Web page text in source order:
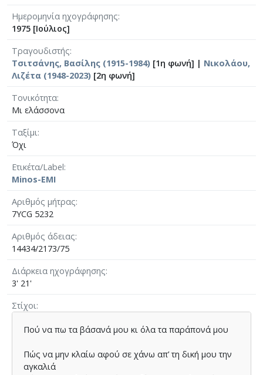
Ημερομηνία ηχογράφησης
1975 [Ιούλιος]
Τραγουδιστής
Τσιτσάνης, Βασίλης (1915-1984) [1η φωνή] | Νικολάου,
Λιζέτα (1948-2023) [2η φωνή]
Τονικότητα
Μι ελάσσονα
Ταξίμι
Όχι
Ετικέτα/Label
Minos-EMI
Αριθμός μήτρας
7YCG 5232
Αριθμός άδειας
14434/2173/75
Διάρκεια ηχογράφησης
3' 21'
Στίχοι
Πού να πω τα βάσανά µου κι όλα τα παράπονά µου
Πώς να µην κλαίω αφού σε χάνω απ’ τη δική µου την
αγκαλιά